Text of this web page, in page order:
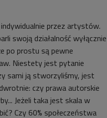
przez artystów.
swoją działalność wyłącznie
po prostu są pewne
Niestety jest pytanie
sami ją stworzyliśmy, jest
czy prawa autorskie
Jeżeli taka jest skala w
Czy 60% społeczeństwa